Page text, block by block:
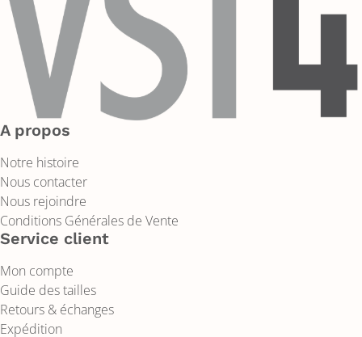
A propos
Notre histoire
Nous contacter
Nous rejoindre
Conditions Générales de Vente
Service client
Mon compte
Guide des tailles
Retours & échanges
Expédition